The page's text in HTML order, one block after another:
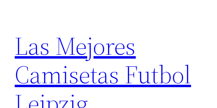
contenido
Las Mejores
Camisetas Futbol